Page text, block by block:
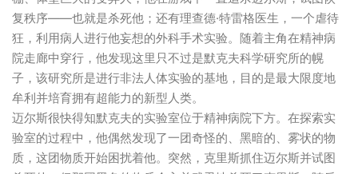
复秩序——也就是杀死他；还有理查德·特雷格医生，一个虐待
狂，利用病人进行他妄想的外科手术实验。随着主角在精神病
院走廊中穿行，他发现这里只不过是默克夫科学研究所的幌
子，该研究所是进行非法人体实验的基地，目的是最大限度地
牟利并培育拥有超能力的新型人类。
迈尔斯很快得知默克夫的实验室位于精神病院下方。在探索实
验室的过程中，他偶然发现了一团奇怪的、黑暗的、雾状的物
质，这团物质开始困扰着他。突然，克里斯抓住迈尔斯并试图